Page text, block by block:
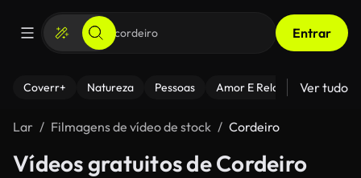
Entrar
Coverr+ Natureza Pessoas Amor E Relacionamentos
Ver tudo
Lar Filmagens de vídeo de stock Cordeiro
Vídeos gratuitos de Cordeiro